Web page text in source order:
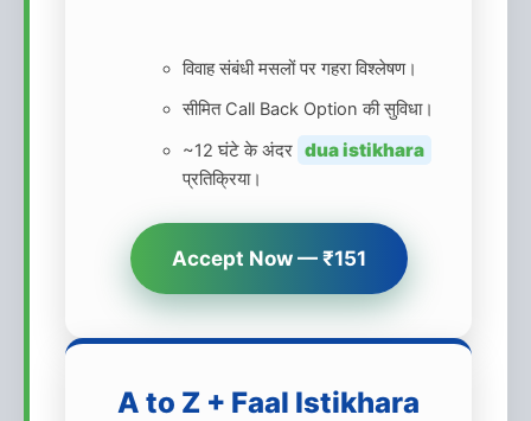
विवाह संबंधी मसलों पर गहरा विश्लेषण।
सीमित Call Back Option की सुविधा।
~12 घंटे के अंदर dua istikhara
प्रतिक्रिया।
Accept Now — ₹151
A to Z + Faal Istikhara